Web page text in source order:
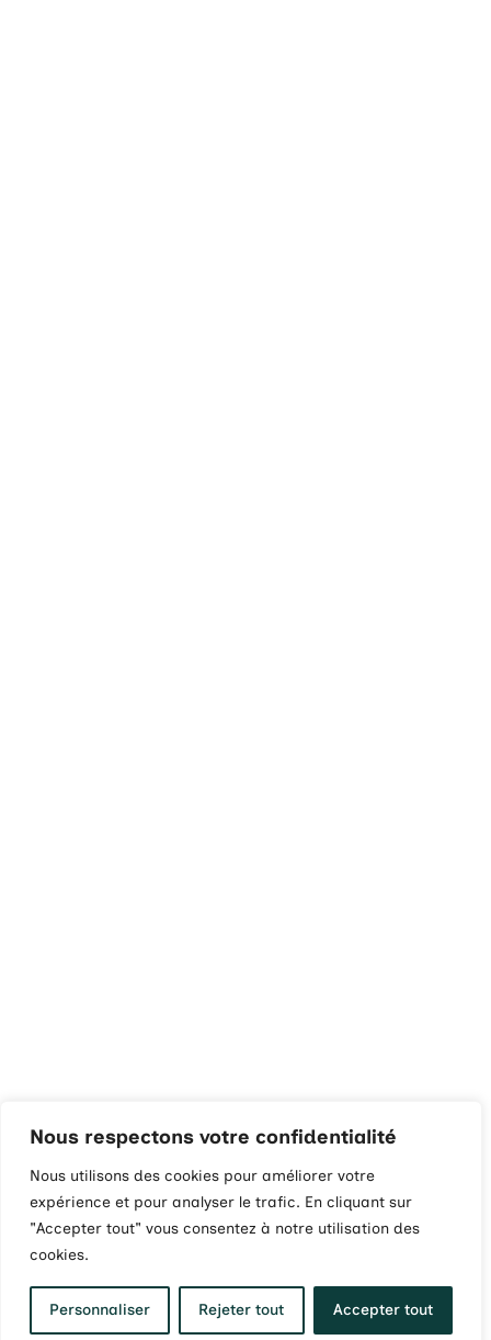
Nous respectons votre confidentialité
Nous utilisons des cookies pour améliorer votre
expérience et pour analyser le trafic. En cliquant sur
"Accepter tout" vous consentez à notre utilisation des
cookies.
Personnaliser Rejeter tout Accepter tout